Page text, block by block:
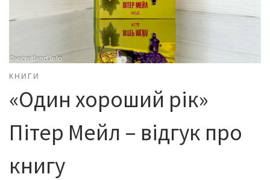
КНИГИ
«Один хороший рік»
Пітер Мейл – відгук про
книгу